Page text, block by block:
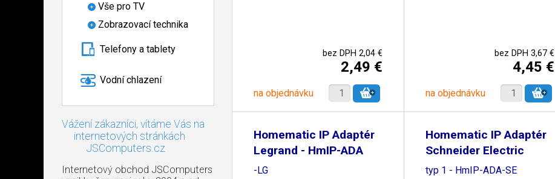
Vše pro TV
Zobrazovací technika
Telefony a tablety
Vodní chlazení
Vážení zákazníci, vítáme Vás na
internetových stránkách
JSComputers.cz
Internetový obchod JSComputers
bez DPH 2,04 €
2,49 €
na objednávku
bez DPH 3,67 €
4,45 €
na objednávku
Homematic IP Adaptér
Legrand - HmIP-ADA
-LG
Homematic IP Adaptér
Schneider Electric
typ 1 - HmIP-ADA-SE